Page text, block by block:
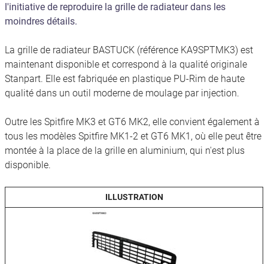
l'initiative de reproduire la grille de radiateur dans les
moindres détails.
La grille de radiateur BASTUCK (référence KA9SPTMK3) est
maintenant disponible et correspond à la qualité originale
Stanpart. Elle est fabriquée en plastique PU-Rim de haute
qualité dans un outil moderne de moulage par injection.
Outre les Spitfire MK3 et GT6 MK2, elle convient également à
tous les modèles Spitfire MK1-2 et GT6 MK1, où elle peut être
montée à la place de la grille en aluminium, qui n'est plus
disponible.
ILLUSTRATION